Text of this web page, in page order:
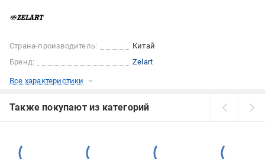
Страна-производитель:
Китай
Бренд:
Zelart
Все характеристики
Также покупают из категорий